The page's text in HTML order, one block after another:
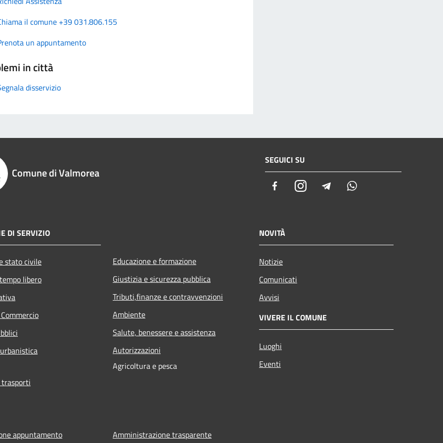
il comune +39 031.806.155
un appuntamento
in città
disservizio
Comune di Valmorea
SEGUICI SU
FacebookInstagramTelegram
DI SERVIZIO
stato civile
libero
Educazione e formazione
Giustizia e sicurezza pubblica
Tributi,finanze e contravvenzioni
Ambiente
Salute, benessere e assistenza
Autorizzazioni
Agricoltura e pesca
NOVITÀ
Notizie
Comunicati
Avvisi
VIVERE IL COMUNE
Luoghi
Eventi
appuntamento Amministrazione trasparente